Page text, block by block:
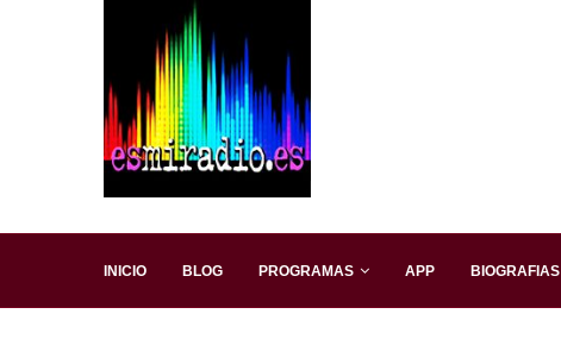
INICIO BLOG PROGRAMAS APP BIOGRAFIAS